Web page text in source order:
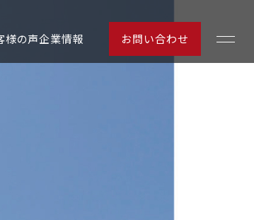
様の声企業情報 お問い合わせ